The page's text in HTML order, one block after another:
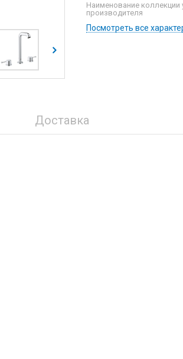
Наименование коллекции
производителя
Посмотреть все
Доставка